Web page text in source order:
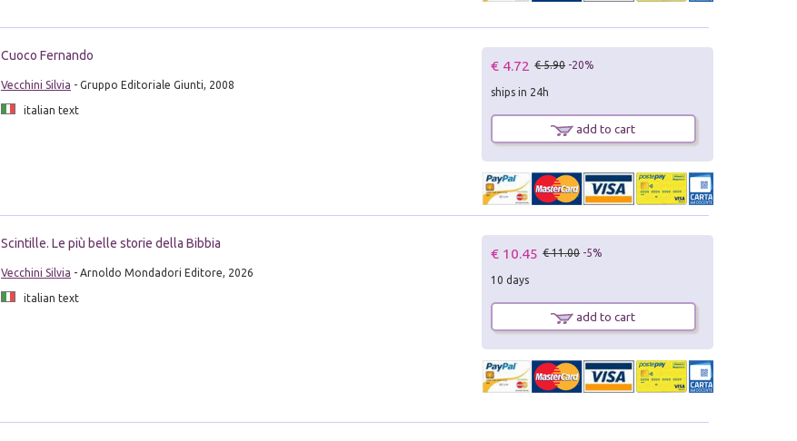
Cuoco Fernando
Vecchini Silvia - Gruppo Editoriale Giunti, 2008
italian text
€ 4.72 € 5.90 -20%
ships in 24h
add to cart
Scintille. Le più belle storie della Bibbia
Vecchini Silvia - Arnoldo Mondadori Editore, 2026
italian text
€ 10.45 € 11.00 -5%
10 days
add to cart